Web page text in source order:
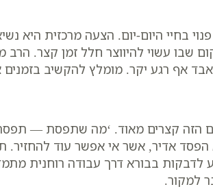
בחיי היום-יום. הצעה מרכזית היא
שבו עשוי להיווצר חלל זמן קצר.
אף רגע יקר. מומלץ להקשיב בזמנים
הזה קצרים מאוד. ‘מה שתפסת —
אדיר, אשר אי אפשר עוד להחזיר.
בבורא דרך עבודה רוחנית
למקור.